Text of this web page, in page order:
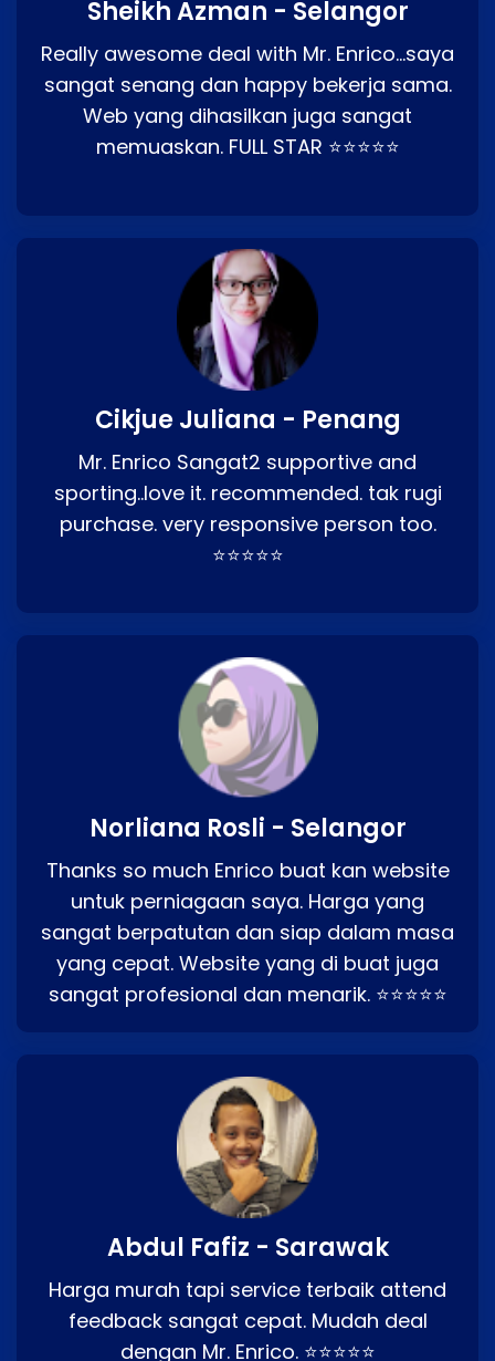
Sheikh Azman - Selangor
Really awesome deal with Mr. Enrico…saya
sangat senang dan happy bekerja sama.
Web yang dihasilkan juga sangat
memuaskan. FULL STAR ⭐⭐⭐⭐⭐
Cikjue Juliana - Penang
Mr. Enrico Sangat2 supportive and
sporting..love it. recommended. tak rugi
purchase. very responsive person too.
⭐⭐⭐⭐⭐
Norliana Rosli - Selangor
Thanks so much Enrico buat kan website
untuk perniagaan saya. Harga yang
sangat berpatutan dan siap dalam masa
yang cepat. Website yang di buat juga
sangat profesional dan menarik. ⭐⭐⭐⭐⭐
Abdul Fafiz - Sarawak
Harga murah tapi service terbaik attend
feedback sangat cepat. Mudah deal
dengan Mr. Enrico. ⭐⭐⭐⭐⭐